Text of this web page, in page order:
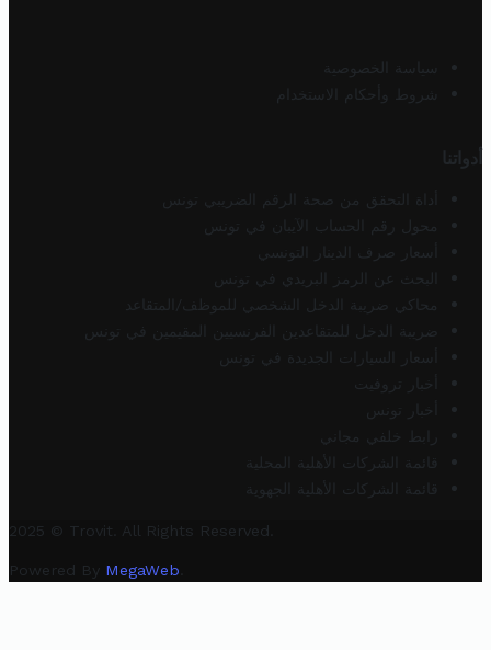
سياسة الخصوصية
شروط وأحكام الاستخدام
أدواتنا
أداة التحقق من صحة الرقم الضريبي تونس
محول رقم الحساب الآيبان في تونس
أسعار صرف الدينار التونسي
البحث عن الرمز البريدي في تونس
محاكي ضريبة الدخل الشخصي للموظف/المتقاعد
ضريبة الدخل للمتقاعدين الفرنسيين المقيمين في تونس
أسعار السيارات الجديدة في تونس
أخبار تروفيت
أخبار تونس
رابط خلفي مجاني
قائمة الشركات الأهلية المحلية
قائمة الشركات الأهلية الجهوية
2025 © Trovit. All Rights Reserved.
Powered By MegaWeb